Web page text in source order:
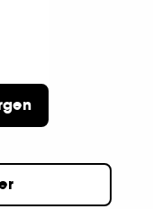
Läppbalsam med cupuaçu-smör